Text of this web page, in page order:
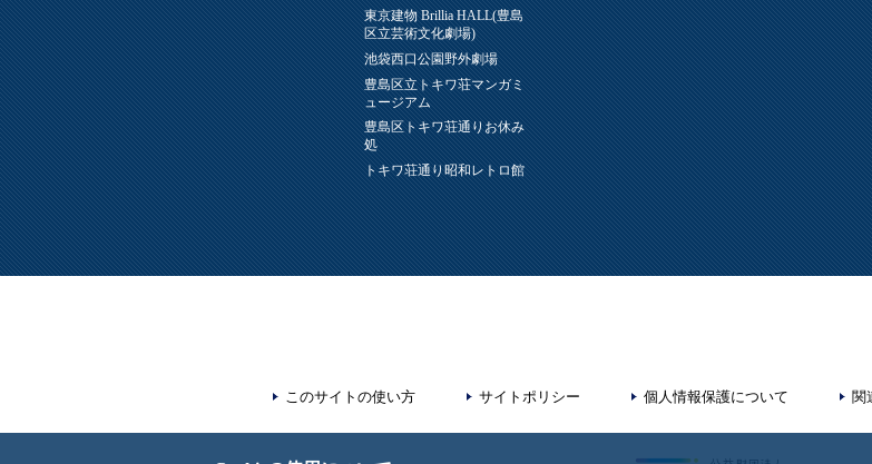
東京建物 Brillia HALL(豊島
区立芸術文化劇場)
池袋西口公園野外劇場
豊島区立トキワ荘マンガミ
ュージアム
豊島区トキワ荘通りお休み
処
トキワ荘通り昭和レトロ館
このサイトの使い方 サイトポリシー 個人情報保護について 関